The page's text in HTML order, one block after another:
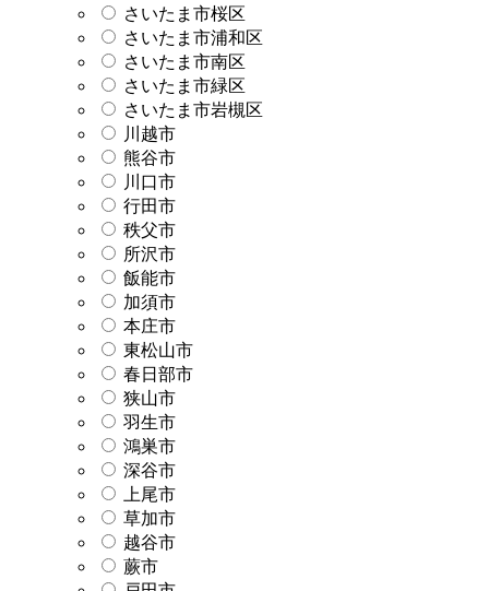
さいたま市桜区
さいたま市浦和区
さいたま市南区
さいたま市緑区
さいたま市岩槻区
川越市
熊谷市
川口市
行田市
秩父市
所沢市
飯能市
加須市
本庄市
東松山市
春日部市
狭山市
羽生市
鴻巣市
深谷市
上尾市
草加市
越谷市
蕨市